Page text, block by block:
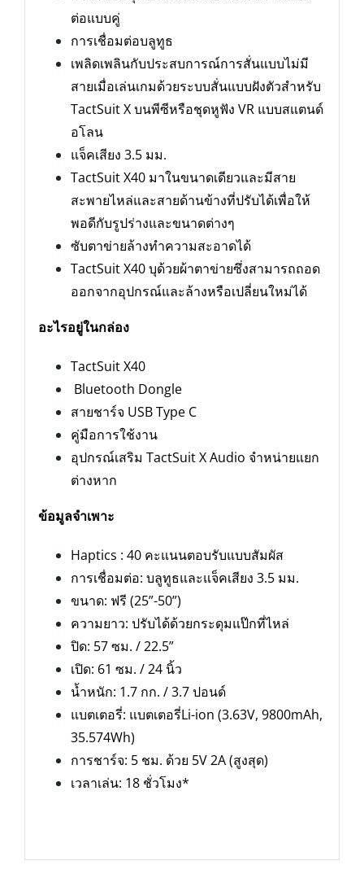
ต่อแบบคู่
การเชื่อมต่อบลูทูธ
เพลิดเพลินกับประสบการณ์การสั่นแบบไม่มี
สายเมื่อเล่นเกมด้วยระบบสั่นแบบฝังตัวสำหรับ
TactSuit X บนพีซีหรือชุดหูฟัง VR แบบสแตนด์
อโลน
แจ็คเสียง 3.5 มม.
TactSuit X40 มาในขนาดเดียวและมีสาย
สะพายไหล่และสายด้านข้างที่ปรับได้เพื่อให้
พอดีกับรูปร่างและขนาดต่างๆ
ซับตาข่ายล้างทำความสะอาดได้
TactSuit X40 บุด้วยผ้าตาข่ายซึ่งสามารถถอด
ออกจากอุปกรณ์และล้างหรือเปลี่ยนใหม่ได้
อะไรอยู่ในกล่อง
TactSuit X40
Bluetooth Dongle
สายชาร์จ USB Type C
คู่มือการใช้งาน
อุปกรณ์เสริม TactSuit X Audio จำหน่ายแยก
ต่างหาก
ข้อมูลจำเพาะ
Haptics : 40 คะแนนตอบรับแบบสัมผัส
การเชื่อมต่อ: บลูทูธและแจ็คเสียง 3.5 มม.
ขนาด: ฟรี (25”-50”)
ความยาว: ปรับได้ด้วยกระดุมแป๊กที่ไหล่
ปิด: 57 ซม. / 22.5”
เปิด: 61 ซม. / 24 นิ้ว
น้ำหนัก: 1.7 กก. / 3.7 ปอนด์
แบตเตอรี่: แบตเตอรี่Li-ion (3.63V, 9800mAh,
35.574Wh)
การชาร์จ: 5 ชม. ด้วย 5V 2A (สูงสุด)
เวลาเล่น: 18 ชั่วโมง*